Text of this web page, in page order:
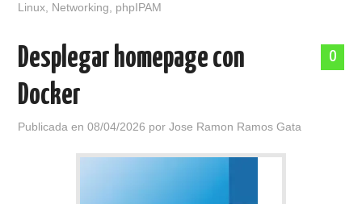
Linux Networking phpIPAM
0
Desplegar homepage con
Docker
Publicada en08/04/2026 porJose Ramon Ramos Gata